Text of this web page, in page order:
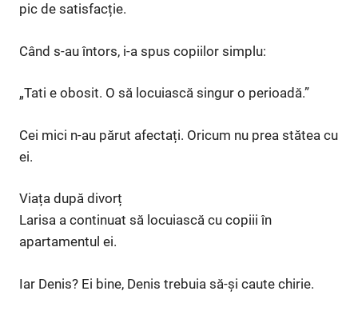
pic de satisfacție.
Când s-au întors, i-a spus copiilor simplu:
„Tati e obosit. O să locuiască singur o perioadă.”
Cei mici n-au părut afectați. Oricum nu prea stătea cu
ei.
Viața după divorț
Larisa a continuat să locuiască cu copiii în
apartamentul ei.
Iar Denis? Ei bine, Denis trebuia să-și caute chirie.